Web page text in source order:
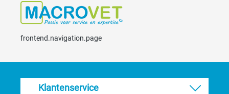
frontend.navigation.page
Klantenservice